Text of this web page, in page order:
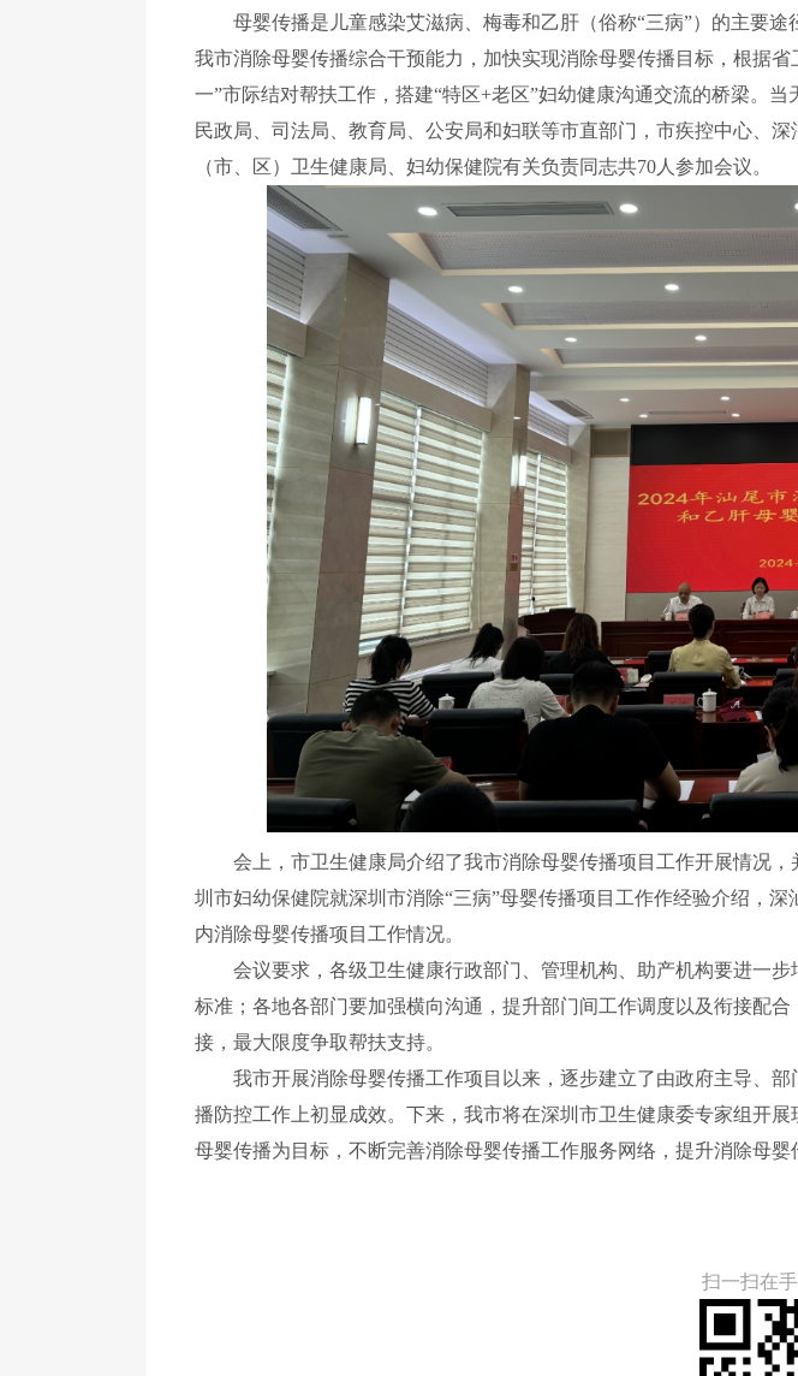
母婴传播是儿童感染艾滋病、梅毒和乙肝（俗称“三病”）的主要途
我市消除母婴传播综合干预能力，加快实现消除母婴传播目标，根据
一”市际结对帮扶工作，搭建“特区+老区”妇幼健康沟通交流的桥梁。
民政局、司法局、教育局、公安局和妇联等市直部门，市疾控中心、
（市、区）卫生健康局、妇幼保健院有关负责同志共70人参加会议。
会上，市卫生健康局介绍了我市消除母婴传播项目工作开展情况，
圳市妇幼保健院就深圳市消除“三病”母婴传播项目工作作经验介绍，
内消除母婴传播项目工作情况。
会议要求，各级卫生健康行政部门、管理机构、助产机构要进一步
标准；各地各部门要加强横向沟通，提升部门间工作调度以及衔接配
接，最大限度争取帮扶支持。
我市开展消除母婴传播工作项目以来，逐步建立了由政府主导、部
播防控工作上初显成效。下来，我市将在深圳市卫生健康委专家组开
母婴传播为目标，不断完善消除母婴传播工作服务网络，提升消除母
扫一扫在